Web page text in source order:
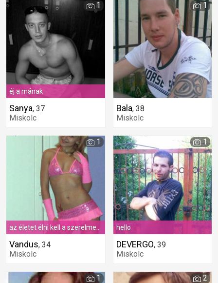
éj a mának
Sanya, 37
Miskolc
1
Bala, 38
Miskolc
1
Vandus, 34
Miskolc
1
hello
DEVERGO, 39
Miskolc
1
1 2